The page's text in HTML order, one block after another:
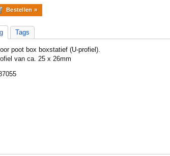
Tags
poot box boxstatief (U-profiel).
van ca. 25 x 26mm